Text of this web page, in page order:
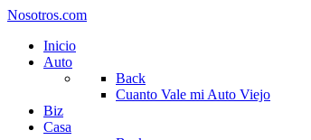
Nosotros.com
Inicio
Auto
Back
Cuanto Vale mi Auto Viejo
Biz
Casa